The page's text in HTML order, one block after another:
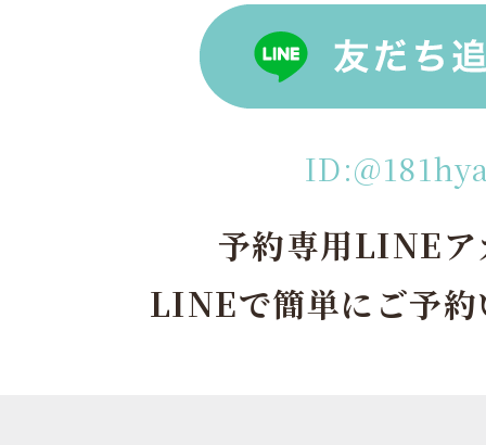
予約専用LINEア
LINEで簡単にご予